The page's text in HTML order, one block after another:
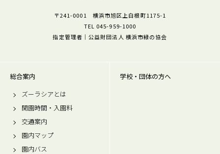
〒241-0001 横浜市旭区上白根町1175-1
TEL 045-959-1000
指定管理者｜公益財団法人 横浜市緑の協会
総合案内
ズーラシアとは
開園時間・入園料
交通案内
園内マップ
園内バス
学校・団体の方へ